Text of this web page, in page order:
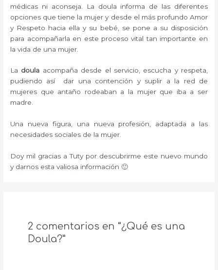
médicas ni aconseja. La doula informa de las diferentes
opciones que tiene la mujer y desde el más profundo Amor
y Respeto hacia ella y su bebé, se pone a su disposición
para acompañarla en este proceso vital tan importante en
la vida de una mujer.
La doula acompaña desde el servicio, escucha y respeta,
pudiendo así dar una contención y suplir a la red de
mujeres que antaño rodeaban a la mujer que iba a ser
madre.
Una nueva figura, una nueva profesión, adaptada a las
necesidades sociales de la mujer.
Doy mil gracias a Tuty por descubrirme este nuevo mundo
y darnos esta valiosa información 🙂
2 comentarios en “¿Qué es una
Doula?”